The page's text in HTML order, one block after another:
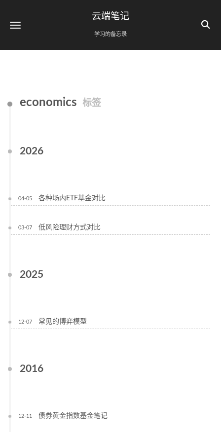
云端笔记
学习的备忘录
economics 标签
2026
04-05 各种场内ETF基金对比
03-07 低风险理财方式对比
2025
12-07 常见的博弈模型
2016
12-11 债券黄金指数基金笔记